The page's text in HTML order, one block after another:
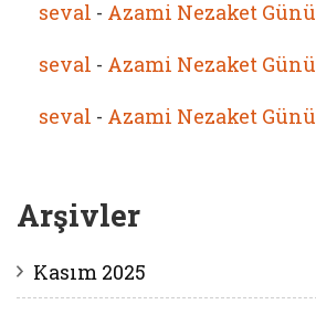
seval - Azami Nezaket Günü
seval - Azami Nezaket Günü
seval - Azami Nezaket Günü
Arşivler
Kasım 2025